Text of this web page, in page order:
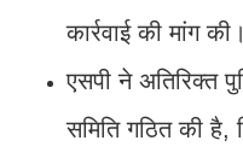
कार्रवाई की मांग की।
एसपी ने अतिरिक्त
समिति गठित की है,